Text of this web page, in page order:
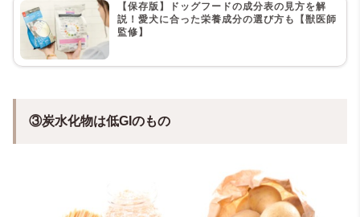
【保存版】ドッグフードの成分表の見方を解
説！愛犬に合った栄養成分の選び方も【獣医師
監修】
③炭水化物は低GIのもの